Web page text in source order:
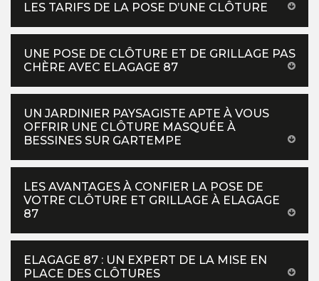
LES TARIFS DE LA POSE D’UNE CLÔTURE
UNE POSE DE CLÔTURE ET DE GRILLAGE PAS
CHÈRE AVEC ELAGAGE 87
UN JARDINIER PAYSAGISTE APTE À VOUS
OFFRIR UNE CLÔTURE MASQUÉE À
BESSINES SUR GARTEMPE
LES AVANTAGES À CONFIER LA POSE DE
VOTRE CLÔTURE ET GRILLAGE À ELAGAGE
87
ELAGAGE 87 : UN EXPERT DE LA MISE EN
PLACE DES CLÔTURES